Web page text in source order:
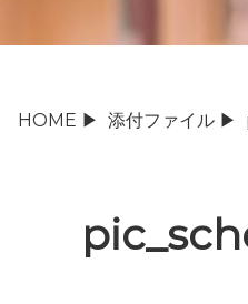
HOME ▶ 添付ファイル ▶